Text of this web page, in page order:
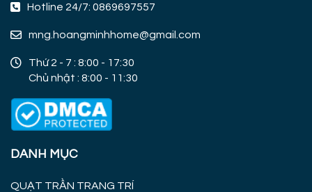
Hotline 24/7: 0869697557
mng.hoangminhhome@gmail.com
Thứ 2 - 7 : 8:00 - 17:30
Chủ nhật : 8:00 - 11:30
DANH MỤC
QUẠT TRẦN TRANG TRÍ